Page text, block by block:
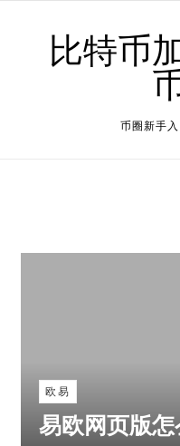
比特币
币圈新手
欧易
易欧网页版